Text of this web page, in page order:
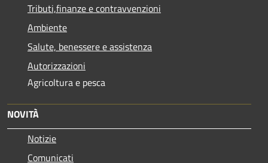
Tributi,finanze e contravvenzioni
Ambiente
Salute, benessere e assistenza
Autorizzazioni
Agricoltura e pesca
NOVITÀ
Notizie
Comunicati